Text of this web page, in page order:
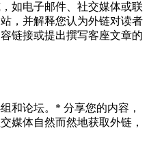
如电子邮件、社交媒体或联
，并解释您认为外链对读者
链接或提出撰写客座文章的
和论坛。* 分享您的内容，
媒体自然而然地获取外链，